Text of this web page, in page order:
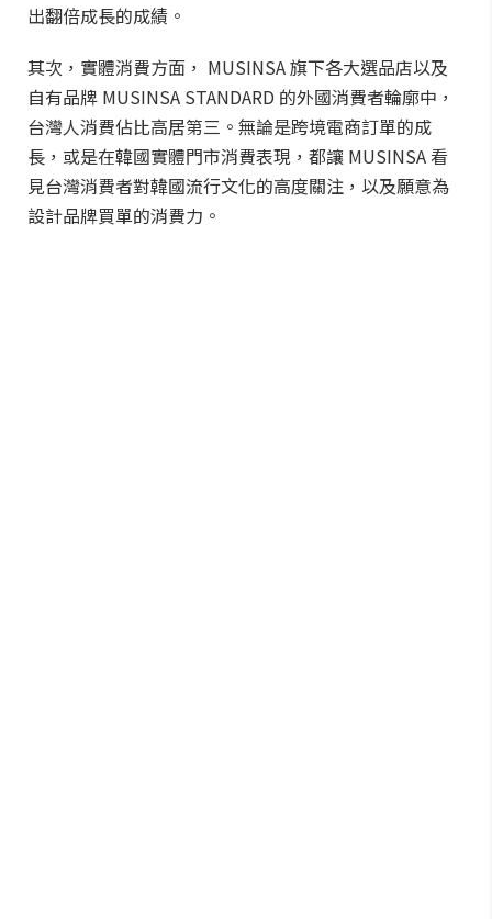
出翻倍成長的成績。
其次，實體消費方面， MUSINSA 旗下各大選品店以及
自有品牌 MUSINSA STANDARD 的外國消費者輪廓中，
台灣人消費佔比高居第三。無論是跨境電商訂單的成
長，或是在韓國實體門市消費表現，都讓 MUSINSA 看
見台灣消費者對韓國流行文化的高度關注，以及願意為
設計品牌買單的消費力。